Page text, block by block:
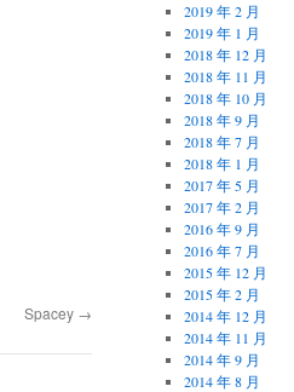
Spacey →
2019 年 2 月
2019 年 1 月
2018 年 12 月
2018 年 11 月
2018 年 10 月
2018 年 9 月
2018 年 7 月
2018 年 1 月
2017 年 5 月
2017 年 2 月
2016 年 9 月
2016 年 7 月
2015 年 12 月
2015 年 2 月
2014 年 12 月
2014 年 11 月
2014 年 9 月
2014 年 8 月